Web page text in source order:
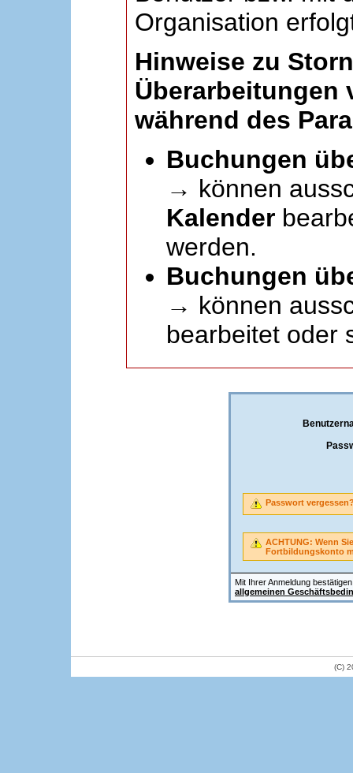
Organisation
Hinweise zu
Überarbeitungen
während des
Buchungen
→ können
Kalender
werden.
Buchungen
→ können
bearbeitet oder
Mit Ihrer Anmeldung
allgemeinen
Passwort
ACHTUNG: Wenn
Fortbildungskonto
(C)